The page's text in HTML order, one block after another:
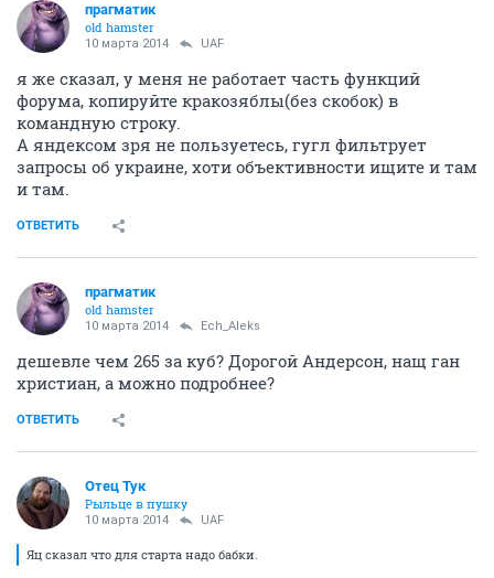
прагматик
old hamster
10 марта 2014 UAF
я же сказал, у меня не работает часть функций
форума, копируйте кракозяблы(без скобок) в
командную строку.
А яндексом зря не пользуетесь, гугл фильтрует
запросы об украине, хоти объективности ищите и там
и там.
ОТВЕТИТЬ
прагматик
old hamster
10 марта 2014 Ech_Aleks
дешевле чем 265 за куб? Дорогой Андерсон, нащ ган
христиан, а можно подробнее?
ОТВЕТИТЬ
Отец Тук
Рыльце в пушку
10 марта 2014 UAF
Яц сказал что для старта надо бабки.